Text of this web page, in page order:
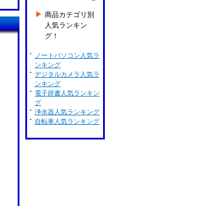
商品カテゴリ別
人気ランキン
グ！
ノートパソコン人気ラ
ンキング
デジタルカメラ人気ラ
ンキング
電子辞書人気ランキン
グ
浄水器人気ランキング
自転車人気ランキング